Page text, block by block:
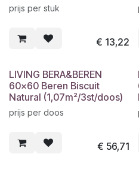
prijs per stuk
€ 13,22
LIVING BERA&BEREN
60x60 Beren Biscuit
Natural (1,07m²/3st/doos)
prijs per doos
€ 56,71